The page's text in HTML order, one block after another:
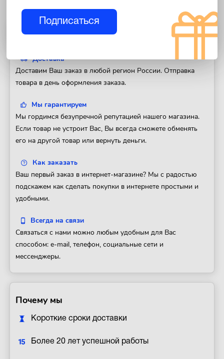
Доставка
Доставим Ваш заказ в любой регион России. Отправка
товара в день оформления заказа.
Мы гарантируем
Мы гордимся безупречной репутацией нашего магазина.
Если товар не устроит Вас, Вы всегда сможете обменять
его на другой товар или вернуть деньги.
Как заказать
Ваш первый заказ в интернет-магазине? Мы с радостью
подскажем как сделать покупки в интернете простыми и
удобными.
Всегда на связи
Связаться с нами можно любым удобным для Вас
способом: e-mail, телефон, социальные сети и
мессенджеры.
Почему мы
Короткие сроки доставки
Более 20 лет успешной работы
Подписаться